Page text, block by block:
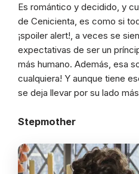
Es romántico y decidido, y
de Cenicienta, es como si
¡spoiler alert!, a veces se
expectativas de ser un
más humano. Además, esa
cualquiera! Y aunque tiene
se deja llevar por su lado
Stepmother